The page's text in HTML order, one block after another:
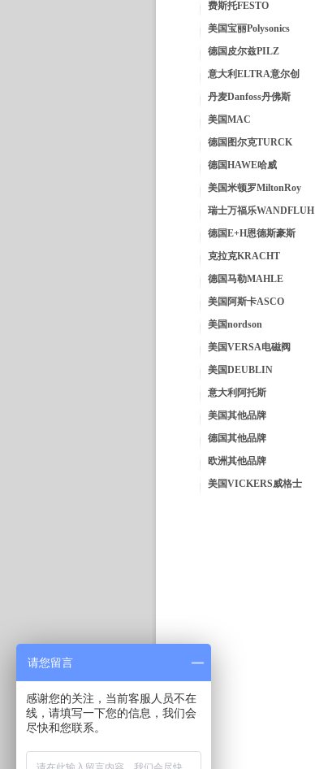
费斯托FESTO
美国宝丽Polysonics
德国皮尔兹PILZ
意大利ELTRA意尔创
丹麦Danfoss丹佛斯
美国MAC
德国图尔克TURCK
德国HAWE哈威
美国米顿罗MiltonRoy
瑞士万福乐WANDFLUH
德国E+H恩德斯豪斯
克拉克KRACHT
德国马勒MAHLE
美国阿斯卡ASCO
美国nordson
美国VERSA电磁阀
美国DEUBLIN
意大利阿托斯
美国其他品牌
德国其他品牌
欧洲其他品牌
美国VICKERS威格士
请您留言
感谢您的关注，当前客服人员不在
线，请填写一下您的信息，我们会
尽快和您联系。